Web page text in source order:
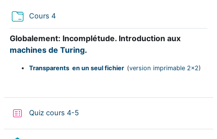
Cours 4Folder
Globalement: Incomplétude. Introduction aux
machines de Turing.
Transparents en un seul fichier (version imprimable 2x2)
Quiz cours 4-5